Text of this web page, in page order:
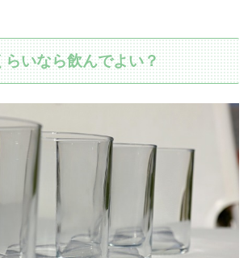
らいなら飲んでよい？